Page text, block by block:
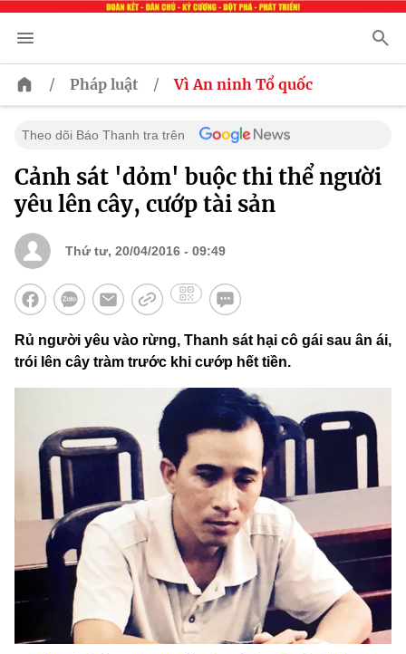
/ Pháp luật / Vì An ninh Tổ quốc
Theo dõi Báo Thanh tra trên
Cảnh sát 'dỏm' buộc thi thể người
yêu lên cây, cướp tài sản
Thứ tư, 20/04/2016 - 09:49
Rủ người yêu vào rừng, Thanh sát hại cô gái sau ân ái,
trói lên cây tràm trước khi cướp hết tiền.